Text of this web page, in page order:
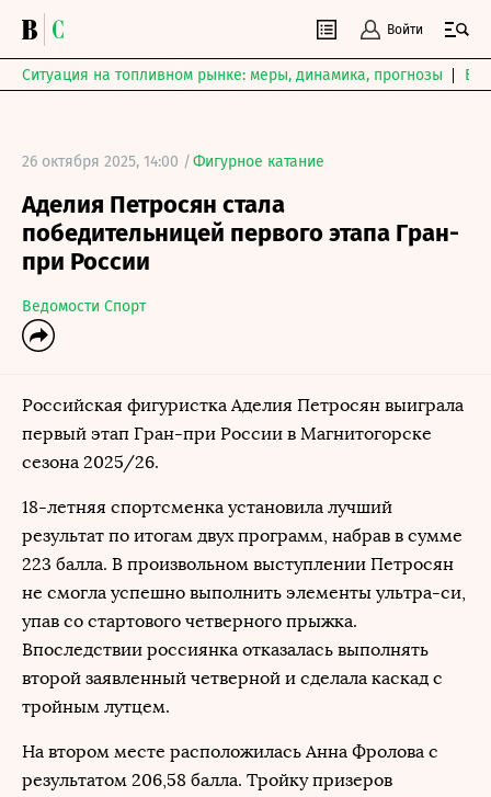
Войти
Ситуация на топливном рынке: меры, динамика, прогнозы
26 октября 2025, 14:00 /Фигурное катание
Аделия Петросян стала
победительницей первого этапа Гран-
при России
Ведомости Спорт
Российская фигуристка Аделия Петросян выиграла
первый этап Гран-при России в Магнитогорске
сезона 2025/26.
18-летняя спортсменка установила лучший
результат по итогам двух программ, набрав в сумме
223 балла. В произвольном выступлении Петросян
не смогла успешно выполнить элементы ультра-си,
упав со стартового четверного прыжка.
Впоследствии россиянка отказалась выполнять
второй заявленный четверной и сделала каскад с
тройным лутцем.
На втором месте расположилась Анна Фролова с
результатом 206,58 балла. Тройку призеров